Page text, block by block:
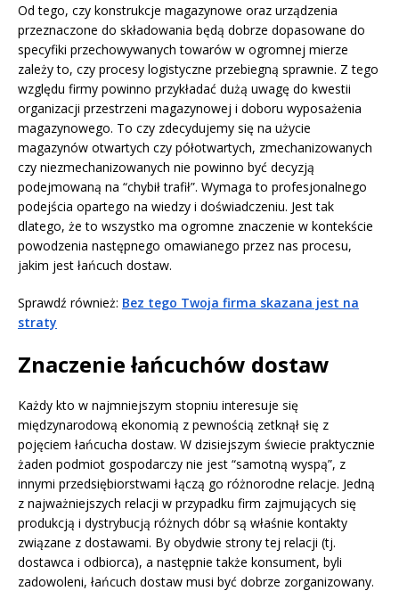
Od tego, czy konstrukcje magazynowe oraz urządzenia
przeznaczone do składowania będą dobrze dopasowane do
specyfiki przechowywanych towarów w ogromnej mierze
zależy to, czy procesy logistyczne przebiegną sprawnie. Z tego
względu firmy powinno przykładać dużą uwagę do kwestii
organizacji przestrzeni magazynowej i doboru wyposażenia
magazynowego. To czy zdecydujemy się na użycie
magazynów otwartych czy półotwartych, zmechanizowanych
czy niezmechanizowanych nie powinno być decyzją
podejmowaną na “chybił trafił”. Wymaga to profesjonalnego
podejścia opartego na wiedzy i doświadczeniu. Jest tak
dlatego, że to wszystko ma ogromne znaczenie w kontekście
powodzenia następnego omawianego przez nas procesu,
jakim jest łańcuch dostaw.
Sprawdź również: Bez tego Twoja firma skazana jest na
straty
Znaczenie łańcuchów dostaw
Każdy kto w najmniejszym stopniu interesuje się
międzynarodową ekonomią z pewnością zetknął się z
pojęciem łańcucha dostaw. W dzisiejszym świecie praktycznie
żaden podmiot gospodarczy nie jest “samotną wyspą”, z
innymi przedsiębiorstwami łączą go różnorodne relacje. Jedną
z najważniejszych relacji w przypadku firm zajmujących się
produkcją i dystrybucją różnych dóbr są właśnie kontakty
związane z dostawami. By obydwie strony tej relacji (tj.
dostawca i odbiorca), a następnie także konsument, byli
zadowoleni, łańcuch dostaw musi być dobrze zorganizowany.